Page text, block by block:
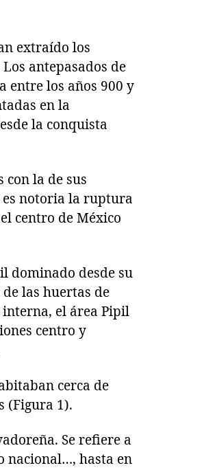
extraído los
antepasados de
entre los años 900 y
en la
la conquista
la de sus
es notoria la ruptura
centro de México
dominado desde su
las huertas de
interna, el área Pipil
centro y
cerca de
(Figura 1).
Se refiere a
nacional…, hasta en